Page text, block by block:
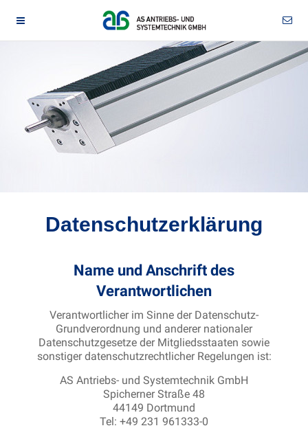
Datenschutzerklärung
Name und Anschrift des
Verantwortlichen
Verantwortlicher im Sinne der Datenschutz-
Grundverordnung und anderer nationaler
Datenschutzgesetze der Mitgliedsstaaten sowie
sonstiger datenschutzrechtlicher Regelungen ist:
AS Antriebs- und Systemtechnik GmbH
Spicherner Straße 48
44149 Dortmund
Tel: +49 231 961333-0